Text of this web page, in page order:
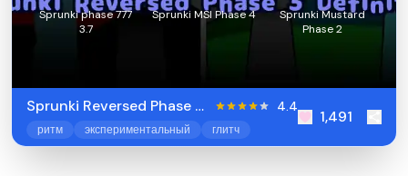
Sprunki phase 777
3.7
Sprunki MSI Phase 4
Sprunki Mustard
Phase 2
Sprunki Reversed Phase 3
Definitive
4.4
ритм экспериментальный глитч
1,491